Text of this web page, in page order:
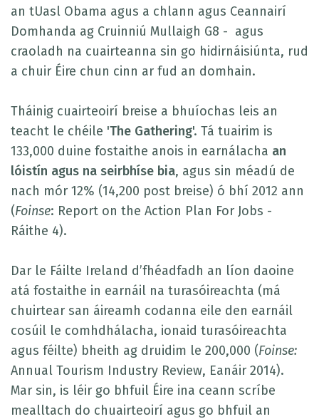
an tUasl Obama agus a chlann agus Ceannairí
Domhanda ag Cruinniú Mullaigh G8 - agus
craoladh na cuairteanna sin go hidirnáisiúnta, rud
a chuir Éire chun cinn ar fud an domhain.
Tháinig cuairteoirí breise a bhuíochas leis an
teacht le chéile 'The Gathering'. Tá tuairim is
133,000 duine fostaithe anois in earnálacha an
lóistín agus na seirbhíse bia, agus sin méadú de
nach mór 12% (14,200 post breise) ó bhí 2012 ann
(Foinse: Report on the Action Plan For Jobs -
Ráithe 4).
Dar le Fáilte Ireland d’fhéadfadh an líon daoine
atá fostaithe in earnáil na turasóireachta (má
chuirtear san áireamh codanna eile den earnáil
cosúil le comhdhálacha, ionaid turasóireachta
agus féilte) bheith ag druidim le 200,000 (Foinse:
Annual Tourism Industry Review, Eanáir 2014).
Mar sin, is léir go bhfuil Éire ina ceann scríbe
mealltach do chuairteoirí agus go bhfuil an